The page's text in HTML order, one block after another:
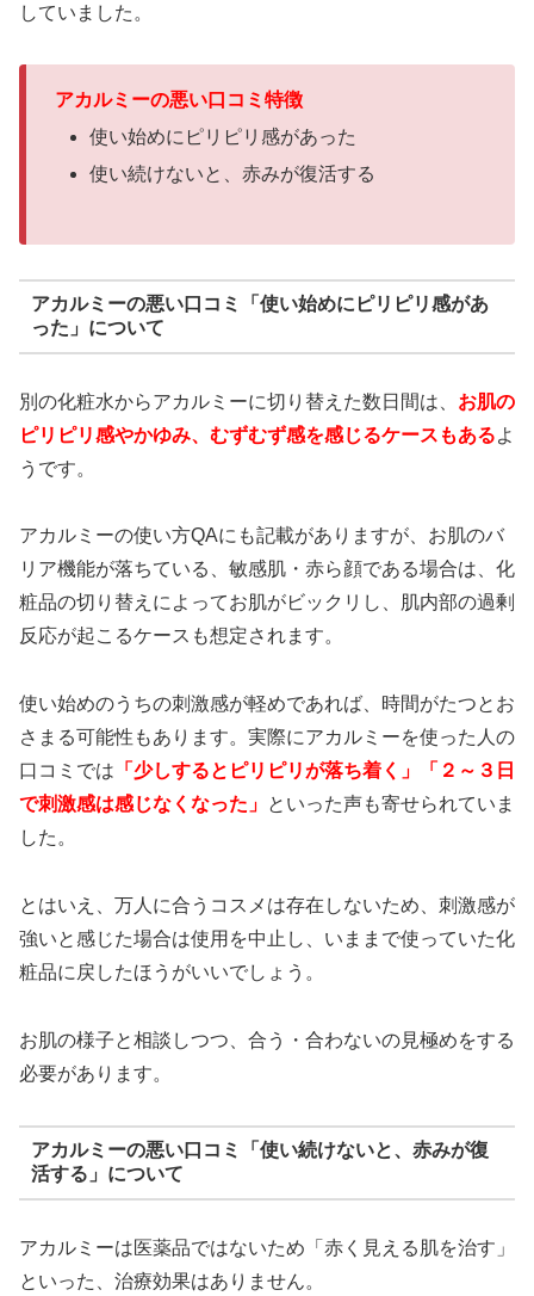
していました。
アカルミーの悪い口コミ特徴
使い始めにピリピリ感があった
使い続けないと、赤みが復活する
アカルミーの悪い口コミ「使い始めにピリピリ感があ
った」について
別の化粧水からアカルミーに切り替えた数日間は、 お肌の
ピリピリ感やかゆみ、むずむず感を感じるケースもあるよ
うです。
アカルミーの使い方QAにも記載がありますが、お肌のバ
リア機能が落ちている、敏感肌・赤ら顔である場合は、化
粧品の切り替えによってお肌がビックリし、肌内部の過剰
反応が起こるケースも想定されます。
使い始めのうちの刺激感が軽めであれば、時間がたつとお
さまる可能性もあります。実際にアカルミーを使った人の
口コミでは 「少しするとピリピリが落ち着く」「２～３日
で刺激感は感じなくなった」 といった声も寄せられていま
した。
とはいえ、万人に合うコスメは存在しないため、刺激感が
強いと感じた場合は使用を中止し、いままで使っていた化
粧品に戻したほうがいいでしょう。
お肌の様子と相談しつつ、合う・合わないの見極めをする
必要があります。
アカルミーの悪い口コミ「使い続けないと、赤みが復
活する」について
アカルミーは医薬品ではないため「赤く見える肌を治す」
といった、治療効果はありません。